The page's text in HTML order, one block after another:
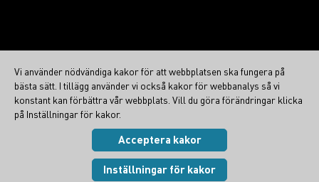
northcom.no
northcom.dk
northcom.fi
Cookies
Visa inställningar
Vi använder nödvändiga kakor för att webbplatsen ska fungera på
bästa sätt. I tillägg använder vi också kakor för webbanalys så vi
konstant kan förbättra vår webbplats. Vill du göra förändringar klicka
på Inställningar för kakor.
Acceptera kakor
Inställningar för kakor